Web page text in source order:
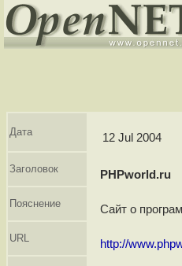
Дата 12 Jul 2004
Заголовок PHPworld.ru
Пояснение Сайт о
URL http://